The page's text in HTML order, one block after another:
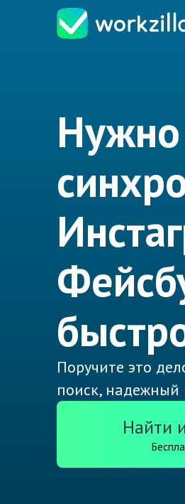
Нужно
Поручите это
поиск, надежный
Найти